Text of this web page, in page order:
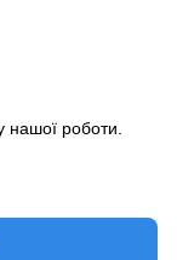
нашої роботи.